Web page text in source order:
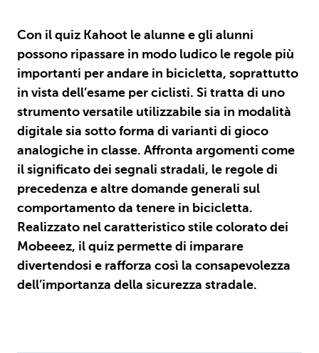
Con il quiz Kahoot le alunne e gli alunni
possono ripassare in modo ludico le regole più
importanti per andare in bicicletta, soprattutto
in vista dell’esame per ciclisti. Si tratta di uno
strumento versatile utilizzabile sia in modalità
digitale sia sotto forma di varianti di gioco
analogiche in classe. Affronta argomenti come
il significato dei segnali stradali, le regole di
precedenza e altre domande generali sul
comportamento da tenere in bicicletta.
Realizzato nel caratteristico stile colorato dei
Mobeeez, il quiz permette di imparare
divertendosi e rafforza così la consapevolezza
dell’importanza della sicurezza stradale.